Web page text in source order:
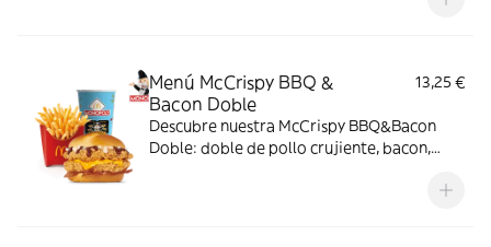
Menú McCrispy BBQ &
Bacon Doble
13,25 €
Descubre nuestra McCrispy BBQ&Bacon
Doble: doble de pollo crujiente, bacon,